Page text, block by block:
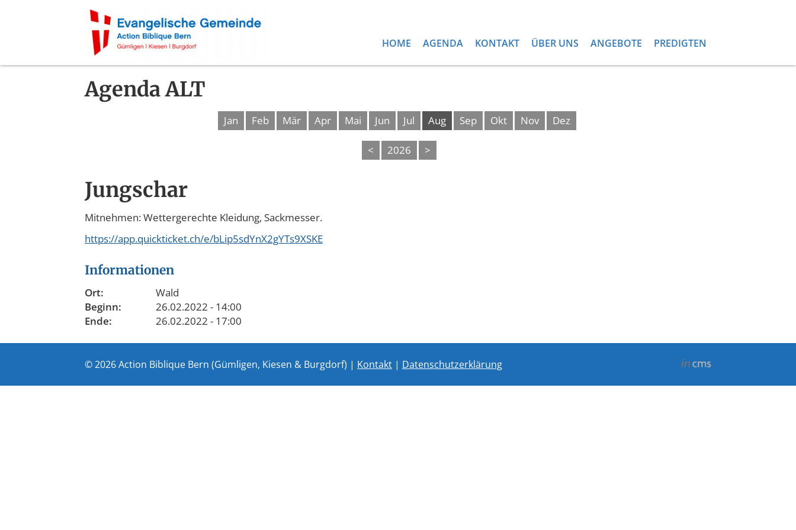
HOME AGENDA KONTAKT ÜBER UNS ANGEBOTE PREDIGTEN
Agenda ALT
Jan Feb Mär Apr Mai Jun Jul Aug Sep Okt Nov Dez
< 2026 >
Jungschar
Mitnehmen: Wettergerechte Kleidung, Sackmesser.
https://app.quickticket.ch/e/bLip5sdYnX2gYTs9XSKE
Informationen
Ort:
Wald
Beginn:
26.02.2022 - 14:00
Ende:
26.02.2022 - 17:00
© 2026 Action Biblique Bern (Gümligen, Kiesen & Burgdorf) | Kontakt | Datenschutzerklärung